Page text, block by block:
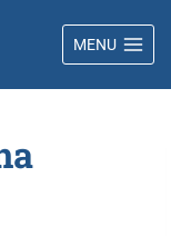
MENU